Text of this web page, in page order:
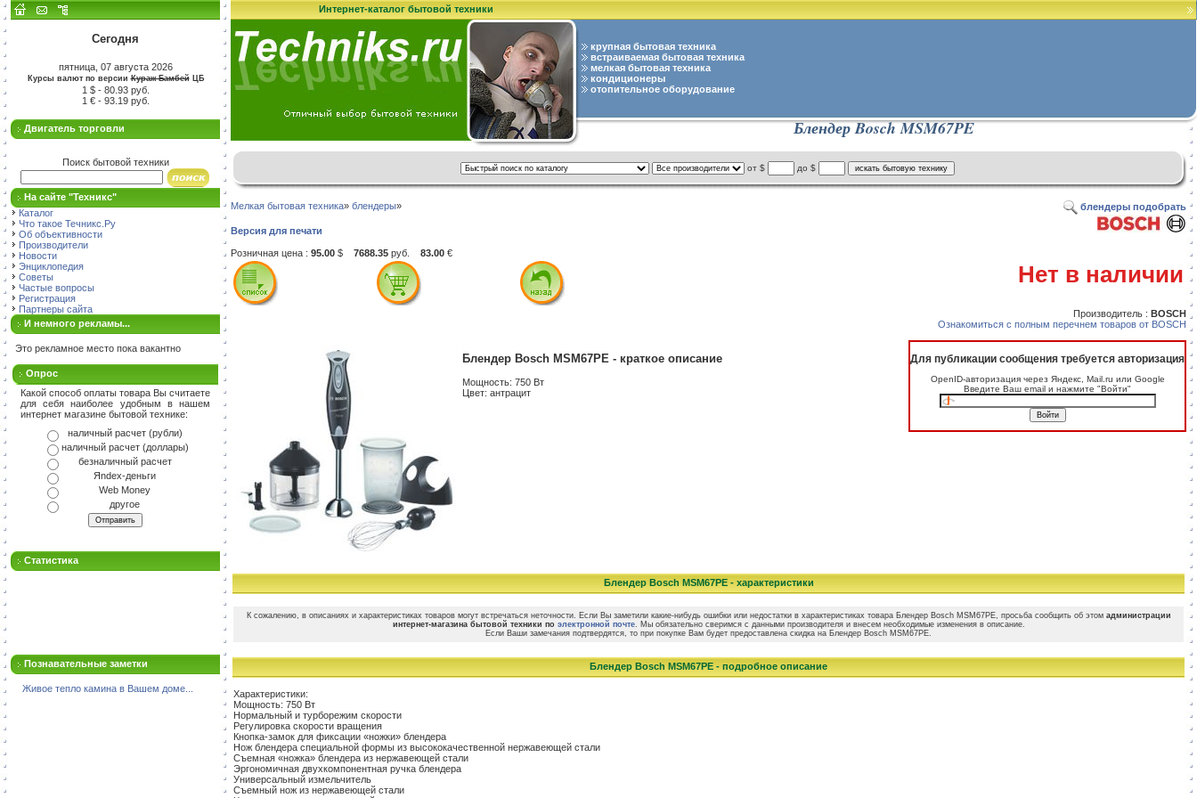
Сегодня
пятница, 07 августа 2026
Курсы валют по версииКураж-БамбейЦБ
1 $ - 80.93 руб.
1 € - 93.19 руб.
Двигатель торговли
Поиск бытовой техники
На сайте "Техникс"
Каталог
Что такое Течникс.Ру
Об объективности
Производители
Новости
Энциклопедия
Советы
Частые вопросы
Регистрация
Партнеры сайта
И немного рекламы...
Это рекламное место пока вакантно
Опрос
Какой способ оплаты товара Вы считаете
для себя наиболее удобным в нашем
интернет магазине бытовой технике:
наличный расчет (рубли)
наличный расчет (доллары)
безналичный расчет
Яndex-деньги
Web Money
другое
Статистика
Познавательные заметки
Живое тепло камина в Вашем доме...
Интернет-каталог бытовой техники
крупная бытовая техника
встраиваемая бытовая техника
мелкая бытовая техника
кондиционеры
отопительное оборудование
Блендер Bosch MSM67PE
от $ до $
Мелкая бытовая техника» блендеры» блендеры подобрать
Версия для печати
Розничная цена : 95.00 $ 7688.35 руб. 83.00 €
Нет в наличии
Производитель : BOSCH
Ознакомиться с полным перечнем товаров от BOSCH
Для публикации сообщения требуется авторизация
OpenID-авторизация через Яндекс, Mail.ru или Google
Введите Ваш email и нажмите "Войти"
Блендер Bosch MSM67PE - краткое описание
Мощность: 750 Вт
Цвет: антрацит
Блендер Bosch MSM67PE - характеристики
К сожалению, в описаниях и характеристиках товаров могут встречаться неточности. Если Вы заметили какие-нибудь ошибки или недостатки в характеристиках товара Блендер Bosch MSM67PE, просьба сообщить об этом администрации
интернет-магазина бытовой техники по электронной почте. Мы обязательно сверимся с данными производителя и внесем необходимые изменения в описание.
Если Ваши замечания подтвердятся, то при покупке Вам будет предоставлена скидка на Блендер Bosch MSM67PE.
Блендер Bosch MSM67PE - подробное описание
Характеристики:
Мощность: 750 Вт
Нормальный и турборежим скорости
Регулировка скорости вращения
Кнопка-замок для фиксации «ножки» блендера
Нож блендера специальной формы из высококачественной нержавеющей стали
Съемная «ножка» блендера из нержавеющей стали
Эргономичная двухкомпонентная ручка блендера
Универсальный измельчитель
Съемный нож из нержавеющей стали